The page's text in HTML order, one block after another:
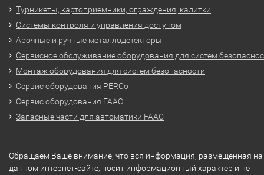
Турникеты, картоприемники, ограждения, калитки
Системы контроля и управления доступом
Арочные и ручные металлодетекторы
Сервисное обслуживание оборудования для систем
Монтаж оборудования для систем безопасности
Сервис оборудования PERCo
Сервис оборудования FAAC
Запасные части для автоматики FAAC
Обращаем Ваше внимание, что вся информация, размещенная на
данном интернет-сайте, носит информационный характер и не